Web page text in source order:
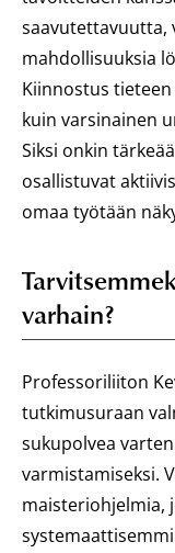
saavutettavuutta,
mahdollisuuksia
Kiinnostus
kuin varsinainen
Siksi onkin
osallistuvat
omaa työtään
varhain?
Professoriliiton
tutkimusuraan
sukupolvea
varmistamiseksi.
maisteriohjelmia,